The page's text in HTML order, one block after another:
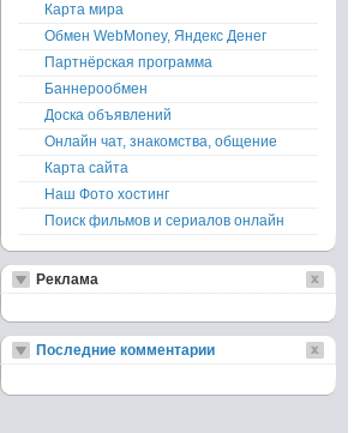
Карта мира
Обмен WebMoney, Яндекс Денег
Партнёрская программа
Баннерообмен
Доска объявлений
Онлайн чат, знакомства, общение
Карта сайта
Наш Фото хостинг
Поиск фильмов и сериалов онлайн
Реклама
Последние комментарии